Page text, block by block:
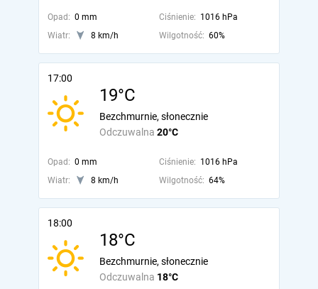
Opad: 0 mm Ciśnienie: 1016 hPa
Wiatr:
8 km/h Wilgotność: 60%
17:00
19°C
Odczuwalna 20°C
Bezchmurnie, słonecznie
Opad: 0 mm Ciśnienie: 1016 hPa
Wiatr:
8 km/h Wilgotność: 64%
18:00
18°C
Odczuwalna 18°C
Bezchmurnie, słonecznie